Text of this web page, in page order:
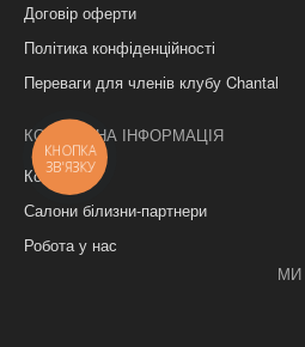
Договір оферти
Політика конфіденційності
Переваги для членів клубу Chantal
КОНТАКТНА ІНФОРМАЦІЯ
Контакти
Салони білизни-партнери
Робота у нас
МИ
КНОПКА
ЗВ'ЯЗКУ